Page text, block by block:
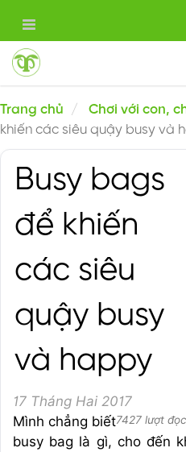
Trang chủ Chơi với con,
khiến các siêu quậy busy và
Busy bags
để khiến
các siêu
quậy busy
và happy
17 Tháng Hai 2017
7427 lượt đọc
Mình chẳng biết
busy bag là gì, cho đến